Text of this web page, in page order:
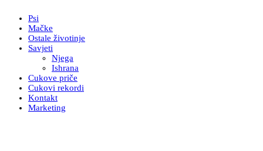
Psi
Mačke
Ostale životinje
Savjeti
Njega
Ishrana
Cukove priče
Cukovi rekordi
Kontakt
Marketing